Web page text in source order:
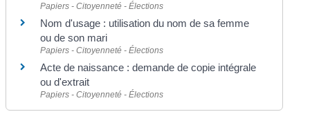
Papiers - Citoyenneté - Élections
Nom d'usage : utilisation du nom de sa femme
ou de son mari
Papiers - Citoyenneté - Élections
Acte de naissance : demande de copie intégrale
ou d'extrait
Papiers - Citoyenneté - Élections